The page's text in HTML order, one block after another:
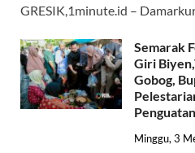
GRESIK,1minute.id –
Semarak
Giri
Gobog,
Minggu, 3